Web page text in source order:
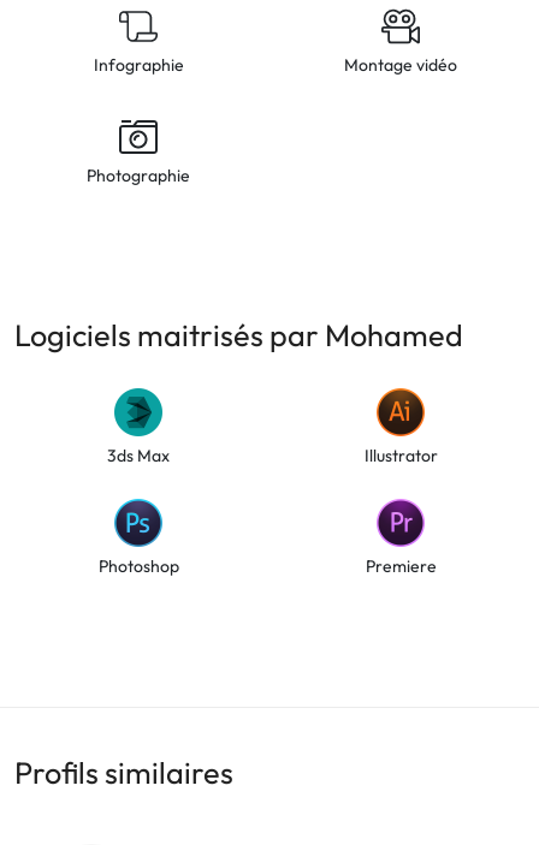
Infographie Montage vidéo
Photographie
Logiciels maitrisés par Mohamed
3ds Max Illustrator
Photoshop Premiere
Profils similaires